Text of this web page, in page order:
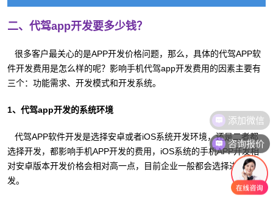
二、代驾app开发要多少钱？
很多客户最关心的是APP开发价格问题，那么，具体的代驾APP软
件开发费用是怎么样的呢？影响手机代驾app开发费用的因素主要有
三个：功能需求、开发模式和开发系统。
1、代驾app开发的系统环境
代驾APP软件开发是选择安卓或者iOS系统开发环境，还是二者都
选择开发，都影响手机APP开发的费用，iOS系统的手机APP开发相
对安卓版本开发价格会相对高一点，目前企业一般都会选择进行开
发。
添加微信
咨询报价